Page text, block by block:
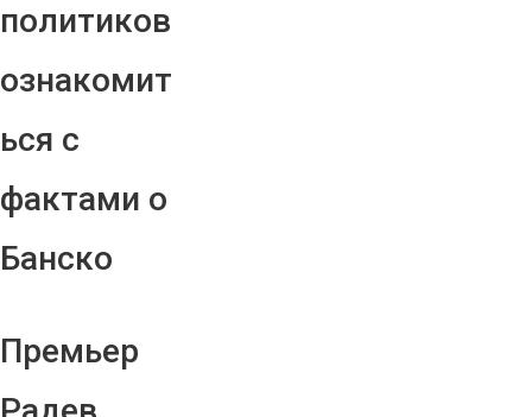
политиков
ознакомит
ься с
фактами о
Банско
Премьер